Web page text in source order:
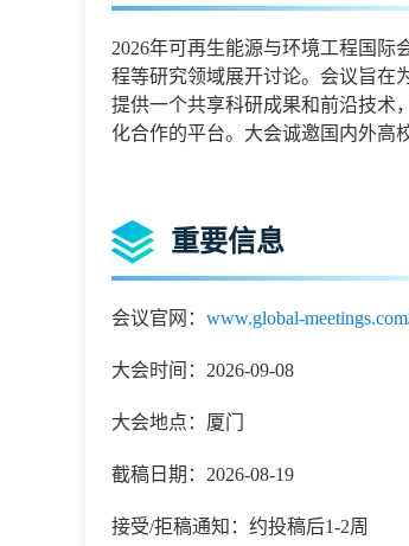
2026年可再生能源与环境工程国际
程等研究领域展开讨论。会议旨在
提供一个共享科研成果和前沿技术
化合作的平台。大会诚邀国内外高
重要信息
会议官网： www.global-
大会时间：2026-09-08
大会地点：厦门
截稿日期：2026-08-19
接受/拒稿通知：约投稿后1-2周